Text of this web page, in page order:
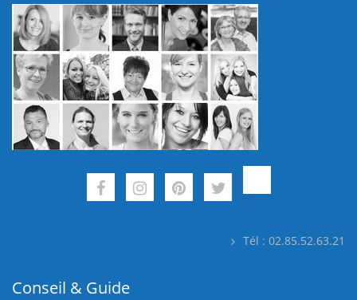
Tél : 02.85.52.63.21
Conseil & Guide